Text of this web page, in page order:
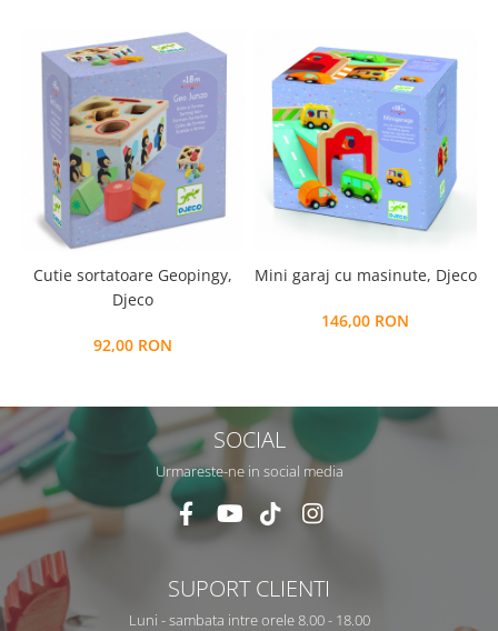
Cutie sortatoare Geopingy,
Djeco
92,00 RON
Mini garaj cu masinute, Djeco
146,00 RON
SOCIAL
Urmareste-ne in social media
SUPORT CLIENTI
Luni - sambata intre orele 8.00 - 18.00